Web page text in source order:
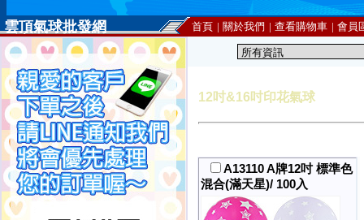
雲頂氣球批發網 首頁 | 關於我們 | 查看購物車 | 會員
12吋&16吋印花氣球
A13110 A牌12吋 標準色
混合(滿天星)/ 100入